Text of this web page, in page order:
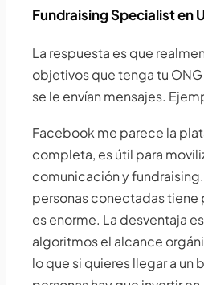
Fundraising Specialist en
La respuesta es que
objetivos que tenga tu
se le envían mensajes.
Facebook me parece la
completa, es útil para
comunicación y
personas conectadas tiene
es enorme. La desventaja
algoritmos el alcance
lo que si quieres llegar a un